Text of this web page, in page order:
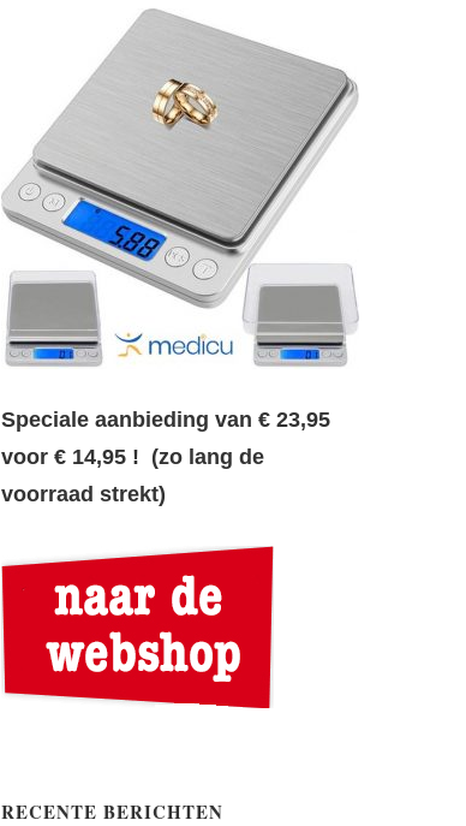
Speciale aanbieding van € 23,95
voor € 14,95 ! (zo lang de
voorraad strekt)
RECENTE BERICHTEN